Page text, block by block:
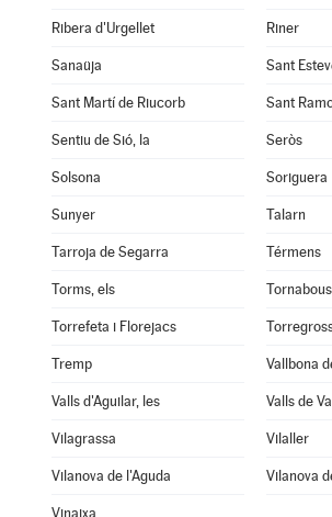
Ribera d'Urgellet Riner
Sanaüja Sant
Sant Martí de Riucorb Sant
Sentiu de Sió, la Seròs
Solsona Soriguera
Sunyer Talarn
Tarroja de Segarra Térmens
Torms, els Tornabous
Torrefeta i Florejacs
Tremp Vallbona
Valls d'Aguilar, les Valls de
Vilagrassa Vilaller
Vilanova de l'Aguda Vilanova
Vinaixa